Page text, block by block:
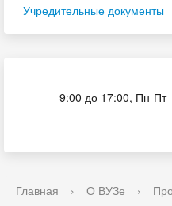
Учредительные документы
9:00 до 17:00, Пн-Пт
Главная › О ВУЗе ›